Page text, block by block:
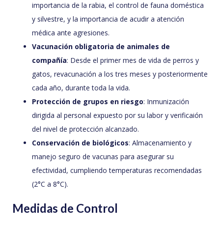
importancia de la rabia, el control de fauna doméstica
y silvestre, y la importancia de acudir a atención
médica ante agresiones.
Vacunación obligatoria de animales de
compañía: Desde el primer mes de vida de perros y
gatos, revacunación a los tres meses y posteriormente
cada año, durante toda la vida.
Protección de grupos en riesgo: Inmunización
dirigida al personal expuesto por su labor y verificaión
del nivel de protección alcanzado.
Conservación de biológicos: Almacenamiento y
manejo seguro de vacunas para asegurar su
efectividad, cumpliendo temperaturas recomendadas
(2°C a 8°C).
Medidas de Control